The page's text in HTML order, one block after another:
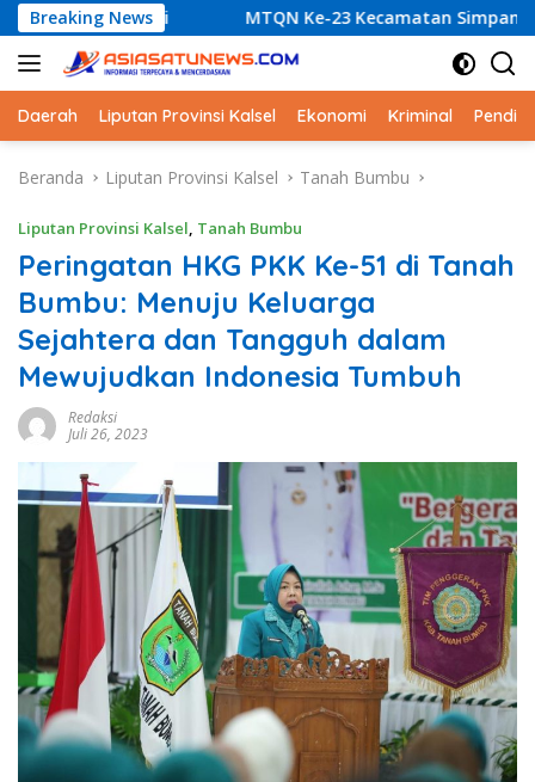
Langsung
ke
konten
Breaking NewsMTQN Ke-23 Kecamatan Simpang Empat: Ikhtiar
Daerah Liputan Provinsi Kalsel Ekonomi Kriminal
Beranda Liputan Provinsi Kalsel Tanah Bumbu
Liputan Provinsi Kalsel, Tanah Bumbu
Peringatan HKG PKK Ke-51 di Tanah
Bumbu: Menuju Keluarga
Sejahtera dan Tangguh dalam
Mewujudkan Indonesia Tumbuh
Redaksi
Juli 26, 2023